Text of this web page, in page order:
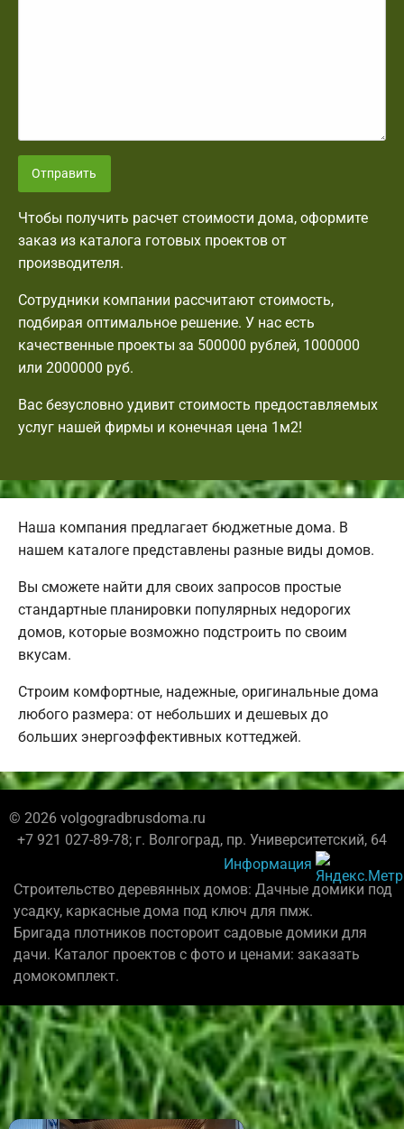
Отправить
Чтобы получить расчет стоимости дома, оформите
заказ из каталога готовых проектов от
производителя.
Сотрудники компании рассчитают стоимость,
подбирая оптимальное решение. У нас есть
качественные проекты за 500000 рублей, 1000000
или 2000000 руб.
Вас безусловно удивит стоимость предоставляемых
услуг нашей фирмы и конечная цена 1м2!
Наша компания предлагает бюджетные дома. В
нашем каталоге представлены разные виды домов.
Вы сможете найти для своих запросов простые
стандартные планировки популярных недорогих
домов, которые возможно подстроить по своим
вкусам.
Строим комфортные, надежные, оригинальные дома
любого размера: от небольших и дешевых до
больших энергоэффективных коттеджей.
© 2026 volgogradbrusdoma.ru
+7 921 027-89-78; г. Волгоград, пр. Университетский, 64
Информация
Строительство деревянных домов: Дачные домики под
усадку, каркасные дома под ключ для пмж.
Бригада плотников постороит садовые домики для
дачи. Каталог проектов с фото и ценами: заказать
домокомплект.